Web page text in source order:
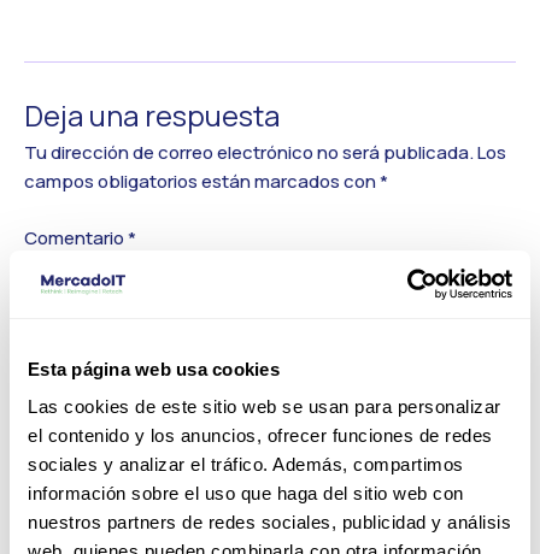
Esta página web usa cookies
Las cookies de este sitio web se usan para personalizar
el contenido y los anuncios, ofrecer funciones de redes
sociales y analizar el tráfico. Además, compartimos
información sobre el uso que haga del sitio web con
nuestros partners de redes sociales, publicidad y análisis
Deja una respuesta
Tu dirección de correo electrónico no será publicada.Los
campos obligatorios están marcados con*
Comentario*